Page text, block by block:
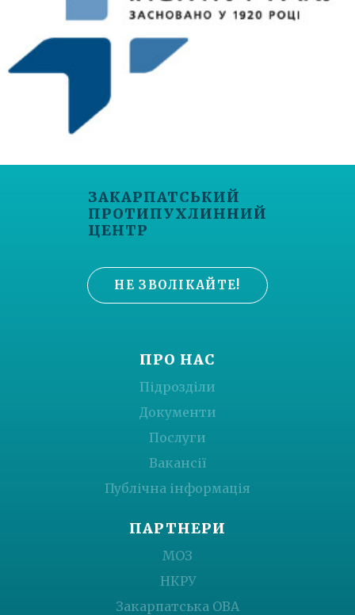
ЗАКАРПАТСЬКИЙ
ПРОТИПУХЛИННИЙ
ЦЕНТР
НЕ ЗВОЛІКАЙТЕ!
ПРО НАС
Підрозділи
Документи
Послуги
Вакансії
Публічна інформація
ПАРТНЕРИ
МОЗ
НКРУ
Закарпатська ОВА